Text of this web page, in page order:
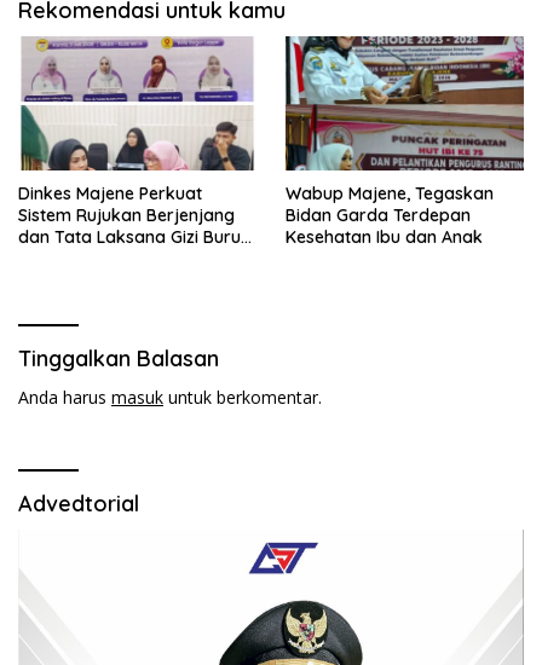
Rekomendasi untuk kamu
Dinkes Majene Perkuat
Sistem Rujukan Berjenjang
dan Tata Laksana Gizi Buruk
Wabup Majene, Tegaskan
Bidan Garda Terdepan
Kesehatan Ibu dan Anak
Tinggalkan Balasan
Anda harus masuk untuk berkomentar.
Advedtorial